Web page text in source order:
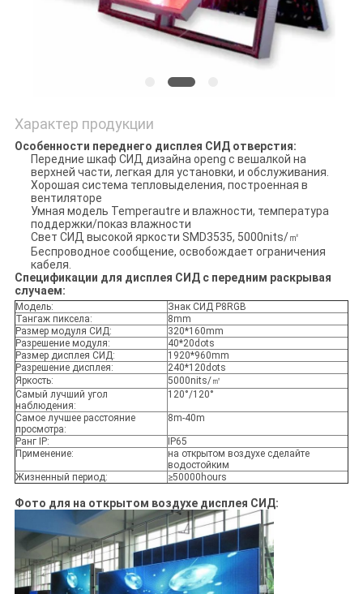
Характер продукции
Особенности переднего дисплея СИД отверстия:
Передние шкаф СИД дизайна openg с вешалкой на
верхней части, легкая для установки, и обслуживания.
Хорошая система тепловыделения, построенная в
вентиляторе
Умная модель Temperautre и влажности, температура
поддержки/показ влажности
Свет СИД высокой яркости SMD3535, 5000nits/㎡
Беспроводное сообщение, освобождает ограничения
кабеля.
Спецификации для дисплея СИД с передним раскрывая
случаем:
Модель:
Знак СИД P8RGB
Тангаж пиксела:
8mm
Размер модуля СИД:
320*160mm
Разрешение модуля:
40*20dots
Размер дисплея СИД:
1920*960mm
Разрешение дисплея:
240*120dots
Яркость:
5000nits/㎡
Самый лучший угол
наблюдения:
120°/120°
Самое лучшее расстояние
просмотра:
8m-40m
Ранг IP:
IP65
Применение:
на открытом воздухе сделайте
водостойким
Жизненный период:
≥50000hours
Фото для на открытом воздухе дисплея СИД: